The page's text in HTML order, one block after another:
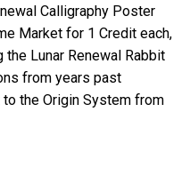
Calligraphy Poster
Market for 1 Credit each,
the Lunar Renewal Rabbit
from years past
the Origin System from